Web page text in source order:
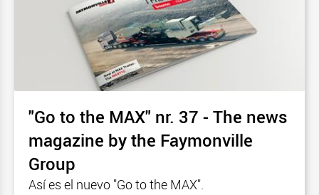
"Go to the MAX" nr. 37 - The news
magazine by the Faymonville
Group
Así es el nuevo "Go to the MAX".